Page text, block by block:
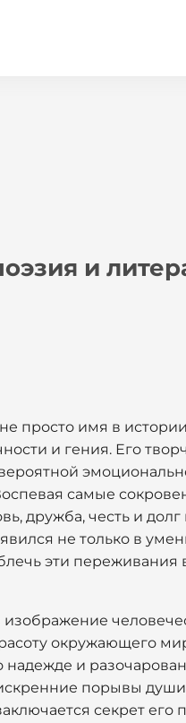
и
просто имя в
и гения. Его
самые
дружба, честь и
не только в
эти
окружающего
и
порывы
секрет его